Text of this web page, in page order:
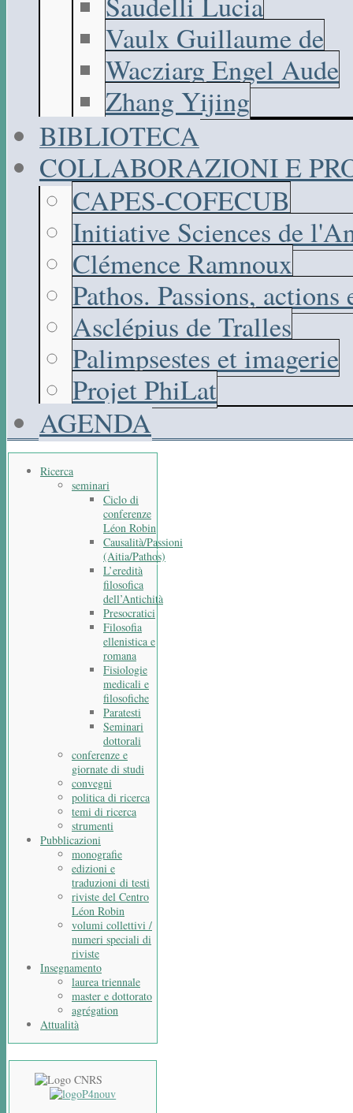
Vaulx Guillaume de
Wacziarg Engel Aude
Zhang Yijing
BIBLIOTECA
COLLABORAZIONI E
CAPES-COFECUB
Initiative Sciences de
Clémence Ramnoux
Pathos. Passions,
Asclépius de Tralles
Palimpsestes et imagerie
Projet PhiLat
AGENDA
Ricerca
seminari
Ciclo di
conferenze
Léon Robin
Causalità/Passioni
(Aitia/Pathos)
L’eredità
filosofica
dell’Antichità
Presocratici
Filosofia
ellenistica e
romana
Fisiologie
medicali e
filosofiche
Paratesti
Seminari
dottorali
conferenze e
giornate di studi
convegni
politica di ricerca
temi di ricerca
strumenti
Pubblicazioni
monografie
edizioni e
traduzioni di testi
riviste del Centro
Léon Robin
volumi collettivi /
numeri speciali di
riviste
Insegnamento
laurea triennale
master e dottorato
agrégation
Attualità